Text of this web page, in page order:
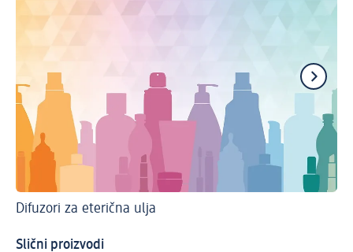
Difuzori za eterična ulja
Slični proizvodi